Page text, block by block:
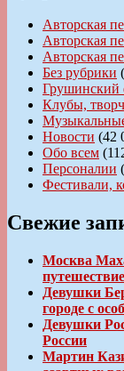
Авторская
Авторская
Авторская
Без рубрики
Грушинский
Клубы,
Новости (42
Обо всем
Персоналии
Фестивали,
Свежие
Москва
Девушки
городе с
Девушки
России
Мартин